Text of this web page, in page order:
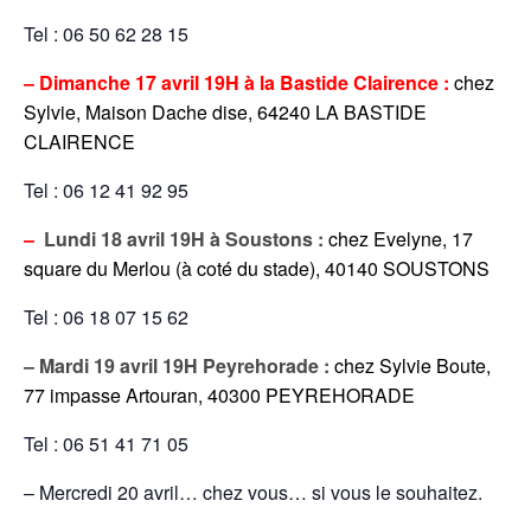
Tel : 06 50 62 28 15
– Dimanche 17 avril 19H à la Bastide Clairence : chez
Sylvie, Maison Dache dise, 64240 LA BASTIDE
CLAIRENCE
Tel : 06 12 41 92 95
– Lundi 18 avril 19H à Soustons : chez Evelyne, 17
square du Merlou (à coté du stade), 40140 SOUSTONS
Tel : 06 18 07 15 62
– Mardi 19 avril 19H Peyrehorade : chez Sylvie Boute,
77 impasse Artouran, 40300 PEYREHORADE
Tel : 06 51 41 71 05
– Mercredi 20 avril… chez vous… si vous le souhaitez.